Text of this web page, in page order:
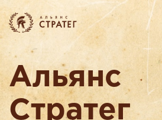
Обсудить проект
Альянс
Стратег